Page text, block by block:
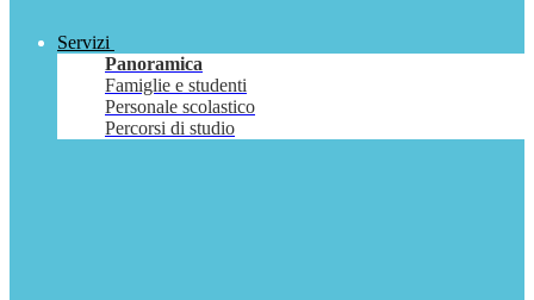
Servizi
Panoramica
Famiglie e studenti
Personale scolastico
Percorsi di studio